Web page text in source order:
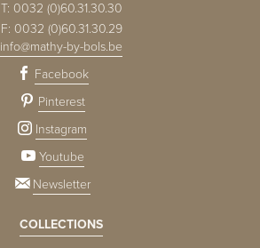
T: 0032 (0)60.31.30.30
F: 0032 (0)60.31.30.29
info@mathy-by-bols.be
Facebook
Pinterest
Instagram
Youtube
Newsletter
COLLECTIONS